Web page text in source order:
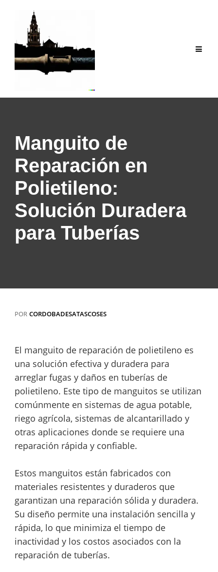
contenido
Manguito de
Reparación en
Polietileno:
Solución Duradera
para Tuberías
POR CORDOBADESATASCOSES
El manguito de reparación de polietileno es
una solución efectiva y duradera para
arreglar fugas y daños en tuberías de
polietileno. Este tipo de manguitos se utilizan
comúnmente en sistemas de agua potable,
riego agrícola, sistemas de alcantarillado y
otras aplicaciones donde se requiere una
reparación rápida y confiable.
Estos manguitos están fabricados con
materiales resistentes y duraderos que
garantizan una reparación sólida y duradera.
Su diseño permite una instalación sencilla y
rápida, lo que minimiza el tiempo de
inactividad y los costos asociados con la
reparación de tuberías.